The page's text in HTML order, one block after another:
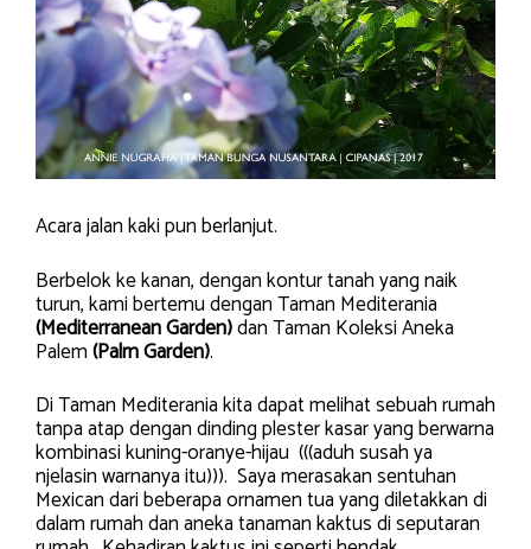
Acara jalan kaki pun berlanjut.
Berbelok ke kanan, dengan kontur tanah yang naik
turun, kami bertemu dengan Taman Mediterania
(Mediterranean Garden)dan Taman Koleksi Aneka
Palem(Palm Garden).
Di Taman Mediterania kita dapat melihat sebuah rumah
tanpa atap dengan dinding plester kasar yang berwarna
kombinasi kuning-oranye-hijau (((aduh susah ya
njelasin warnanya itu))). Saya merasakan sentuhan
Mexican dari beberapa ornamen tua yang diletakkan di
dalam rumah dan aneka tanaman kaktus di seputaran